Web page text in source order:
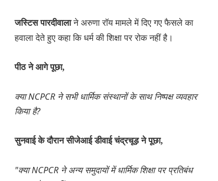
जस्टिस पारदीवालाने अरुणा रॉय मामले में दिए गए फैसले का
हवाला देते हुए कहा कि धर्म की शिक्षा पर रोक नहीं है।
पीठ ने आगे पूछा,
क्या NCPCR ने सभी धार्मिक संस्थानों के साथ निष्पक्ष व्यवहार
किया है?
सुनवाई के दौरान सीजेआई डीवाई चंद्रचूड़ ने पूछा,
"क्या NCPCR ने अन्य समुदायों में धार्मिक शिक्षा पर प्रतिबंध